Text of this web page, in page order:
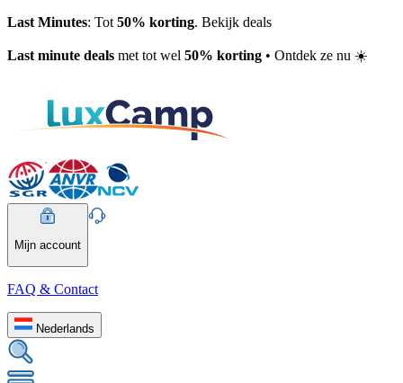
Last Minutes: Tot 50% korting. Bekijk deals
Last minute deals met tot wel 50% korting • Ontdek ze nu ☀️
Mijn account
FAQ & Contact
Nederlands